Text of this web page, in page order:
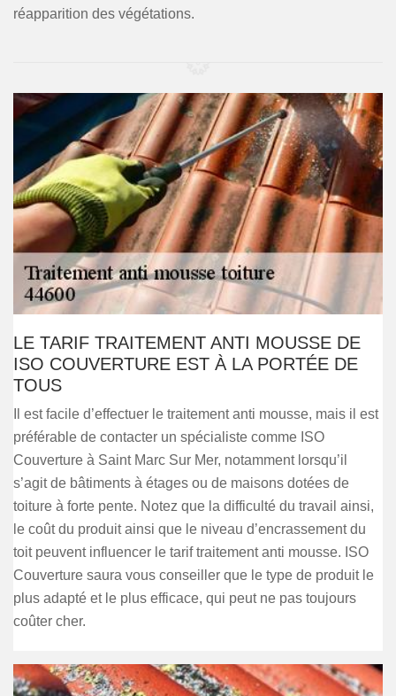
réapparition des végétations.
LE TARIF TRAITEMENT ANTI MOUSSE DE
ISO COUVERTURE EST À LA PORTÉE DE
TOUS
Il est facile d’effectuer le traitement anti mousse, mais il est
préférable de contacter un spécialiste comme ISO
Couverture à Saint Marc Sur Mer, notamment lorsqu’il
s’agit de bâtiments à étages ou de maisons dotées de
toiture à forte pente. Notez que la difficulté du travail ainsi,
le coût du produit ainsi que le niveau d’encrassement du
toit peuvent influencer le tarif traitement anti mousse. ISO
Couverture saura vous conseiller que le type de produit le
plus adapté et le plus efficace, qui peut ne pas toujours
coûter cher.